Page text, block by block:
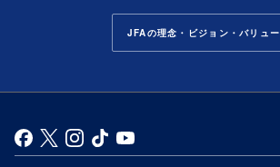
JFAの理念・ビジョン・バリュー